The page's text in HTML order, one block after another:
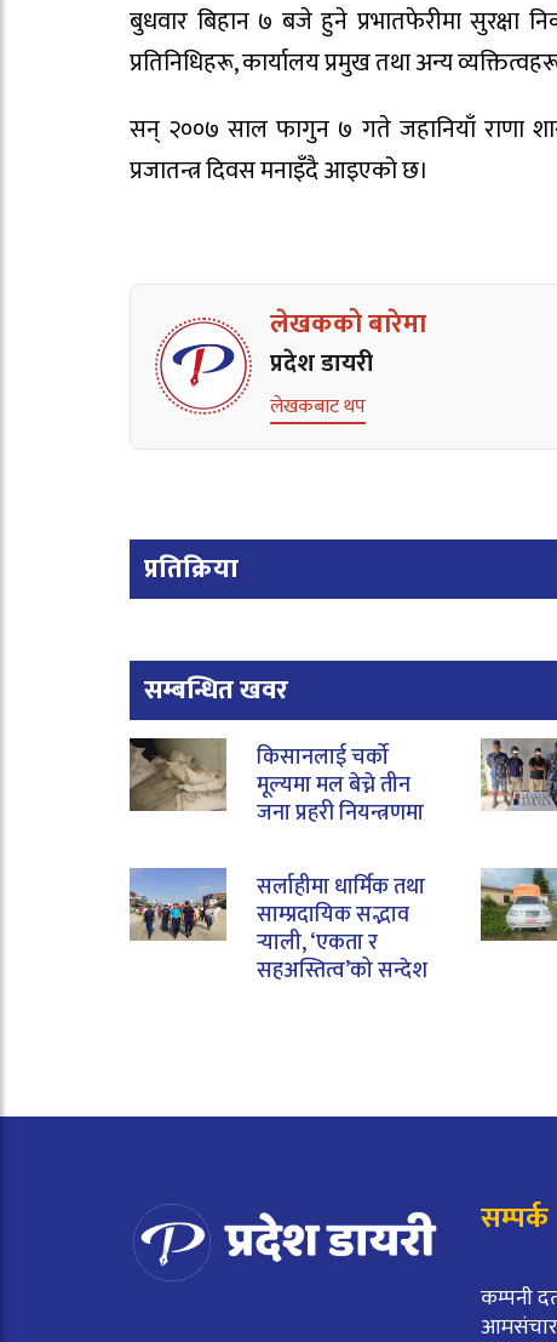
बुधवार बिहान ७ बजे हुने प्रभातफेरीमा सुरक्षा
प्रतिनिधिहरू, कार्यालय प्रमुख तथा अन्य
सन् २००७ साल फागुन ७ गते जहानियाँ राणा
प्रजातन्त्र दिवस मनाइँदै आइएको छ।
लेखकको बारेमा
प्रदेश डायरी
लेखकबाट थप
प्रतिक्रिया
सम्बन्धित खवर
किसानलाई चर्को
मूल्यमा मल बेच्ने तीन
जना प्रहरी नियन्त्रणमा
सर्लाहीमा धार्मिक तथा
साम्प्रदायिक सद्भाव
र्‍याली, ‘एकता र
सहअस्तित्व’को सन्देश
सम्पर्क
कम्पनी
आमसंचार